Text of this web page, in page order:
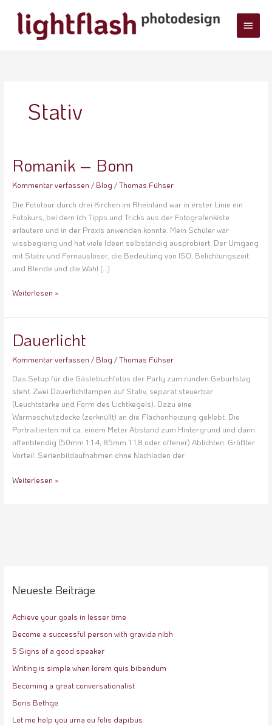
Inhalt
springen
Stativ
Romanik – Bonn
Kommentar verfassen /Blog/Thomas Fühser
Die Fototour durch drei Kirchen im Rheinland war in erster Linie ein
Fotokurs, bei dem ich Tipps und Tricks aus der Fotografenkiste
erläutern und in der Praxis anwenden konnte. Mein Schüler war
wissbegierig und hat viele Ideen selbständig ausprobiert. Der Umgang
mit Stativ und Fernauslöser, die Bedeutung von ISO, Belichtungszeit
und Blende und die Wahl […]
Romanik
–
Bonn
Weiterlesen »
Dauerlicht
Kommentar verfassen /Blog/Thomas Fühser
Das Setup für die Gästebuchfotos der Party zum runden Geburtstag
steht. Zwei Dauerlichtlampen auf Stativ, separat steuerbar
(Leuchtstärke und Form des Lichtkegels). Dazu eine
Wärmeschutzdecke (zerknüllt) an die Flächenheizung geklebt. Die
Portraitierten mit ca. einem Meter Abstand zum Hintergrund und dann
offenblendig (50mm 1:1.4, 85mm 1:1,8 oder offener) Ablichten. Größter
Vorteil: Serienbildaufnahmen ohne Nachladen der
Dauerlicht
Weiterlesen »
Neueste Beiträge
Achieve your goals in lesser time
Become a successful person with gravida nibh
5 Signs of a good speaker
Writing is simple when lorem quis bibendum
Becoming a great conversationalist
Boris Bethge
Let me help you urna eu felis dapibus